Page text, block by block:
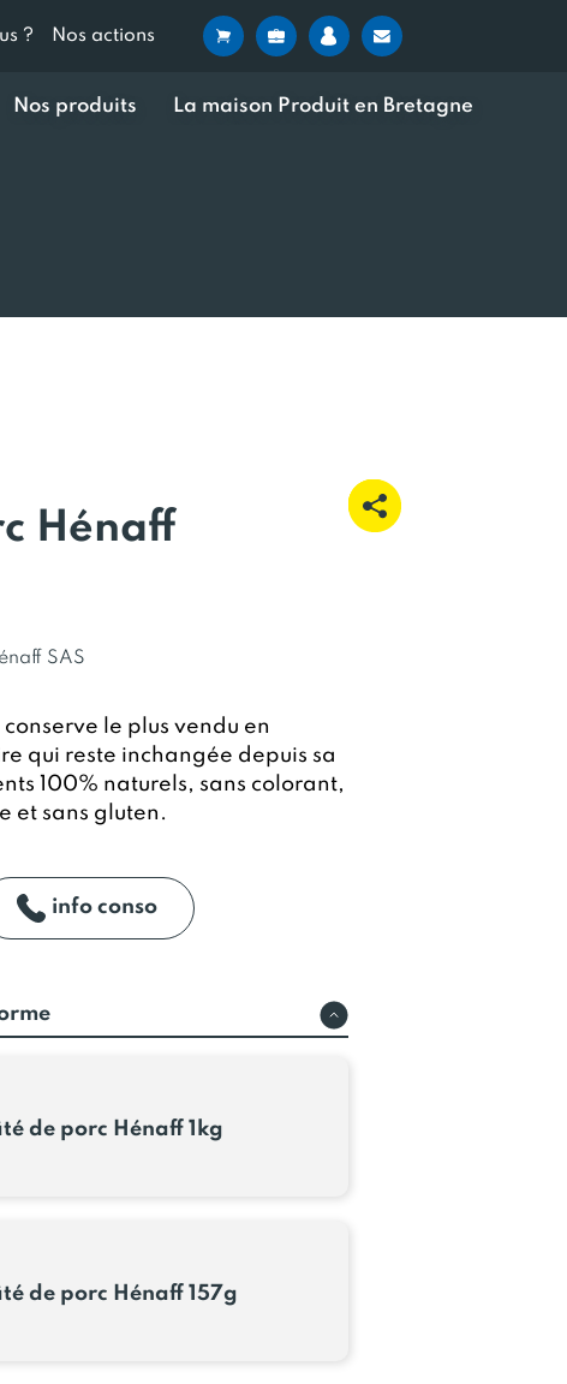
? Nos actions
Nos produits La maison Produit en Bretagne
Hénaff
SAS
le plus vendu en
qui reste inchangée depuis sa
100% naturels, sans colorant,
et sans gluten.
info conso
de porc Hénaff 1kg
de porc Hénaff 157g